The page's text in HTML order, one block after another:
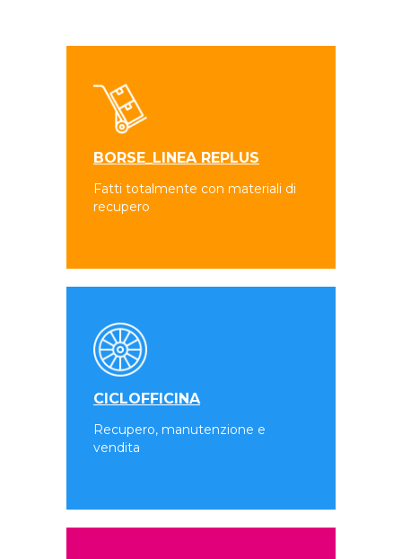
BORSE_LINEA REPLUS
Fatti totalmente con materiali di
recupero
CICLOFFICINA
Recupero, manutenzione e
vendita